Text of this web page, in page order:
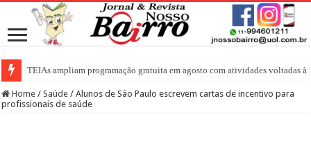
TEIAs ampliam programação gratuita em agosto com atividades voltadas à
Home / Saúde / Alunos de São Paulo escrevem cartas de incentivo para
profissionais de saúde